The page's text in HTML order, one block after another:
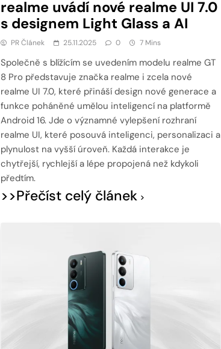
realme uvádí nové realme UI 7.0
s designem Light Glass a AI
PR Článek 25.11.2025 0 7 Mins
Společně s blížícím se uvedením modelu realme GT
8 Pro představuje značka realme i zcela nové
realme UI 7.0, které přináší design nové generace a
funkce poháněné umělou inteligencí na platformě
Android 16. Jde o významné vylepšení rozhraní
realme UI, které posouvá inteligenci, personalizaci a
plynulost na vyšší úroveň. Každá interakce je
chytřejší, rychlejší a lépe propojená než kdykoli
předtím.
>>Přečíst celý článek